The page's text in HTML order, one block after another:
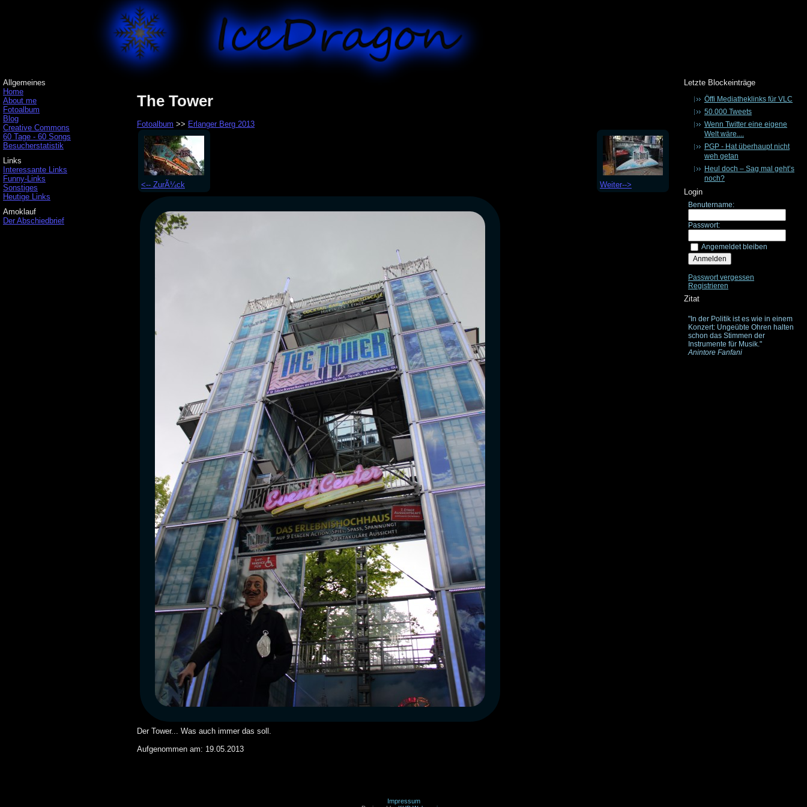
Allgemeines
Home
About me
Fotoalbum
Blog
Creative Commons
60 Tage - 60 Songs
Besucherstatistik
Links
Interessante Links
Funny-Links
Sonstiges
Heutige Links
Amoklauf
Der Abschiedbrief
The Tower
Fotoalbum >> Erlanger Berg 2013
<-- ZurÃ¼ck Weiter-->
Der Tower... Was auch immer das soll.
Aufgenommen am: 19.05.2013
Letzte Blockeinträge
Öffi Mediatheklinks für VLC
50.000 Tweets
Wenn Twitter eine eigene
Welt wäre....
PGP - Hat überhaupt nicht
weh getan
Heul doch – Sag mal geht’s
noch?
Login
Benutername:
Passwort:
Angemeldet bleiben
Passwort vergessen
Registrieren
Zitat
"In der Politik ist es wie in einem
Konzert: Ungeübte Ohren halten
schon das Stimmen der
Instrumente für Musik."
Anintore Fanfani
Impressum